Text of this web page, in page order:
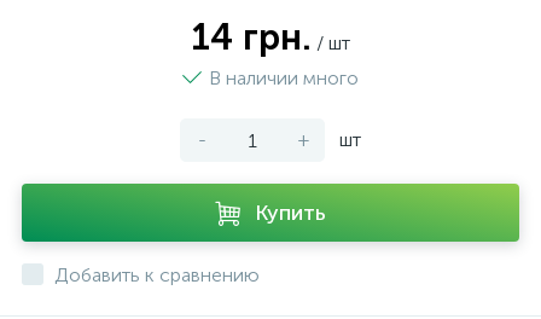
14 грн. / шт
В наличии много
- + шт
Купить
Добавить к сравнению